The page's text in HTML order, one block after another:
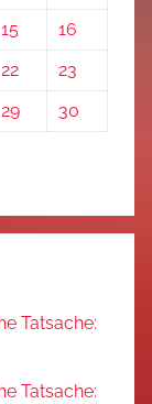
15
16
22
23
29 30
Tatsache:
Tatsache: